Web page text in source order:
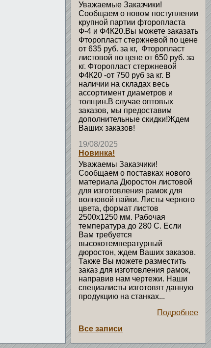
Уважаемые Заказчики!
Сообщаем о новом поступлении
крупной партии фторопласта
Ф-4 и Ф4К20.Вы можете заказать
Фторопласт стержневой по цене
от 635 руб. за кг, Фторопласт
листовой по цене от 650 руб. за
кг. Фторопласт стержневой
Ф4К20 -от 750 руб за кг. В
наличии на складах весь
ассортимент диаметров и
толщин.В случае оптовых
заказов, мы предоставим
дополнительные скидки!Ждем
Ваших заказов!
19/08/2025
Новинка!
Уважаемы Заказчики!
Сообщаем о поставках нового
материала Дюростон листовой
для изготовления рамок для
волновой пайки. Листы черного
цвета, формат листов
2500х1250 мм. Рабочая
температура до 280 С. Если
Вам требуется
высокотемпературный
дюростон, ждем Ваших заказов.
Также Вы можете разместить
заказ для изготовления рамок,
направив нам чертежи. Наши
специалисты изготовят данную
продукцию на станках...
Подробнее
Все записи